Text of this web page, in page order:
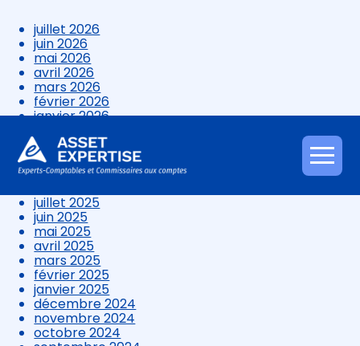
Aller
au
juillet 2026
juin 2026
mai 2026
avril 2026
mars 2026
février 2026
janvier 2026
novembre 2025
octobre 2025
septembre 2025
juillet 2025
juin 2025
mai 2025
avril 2025
mars 2025
février 2025
janvier 2025
décembre 2024
novembre 2024
octobre 2024